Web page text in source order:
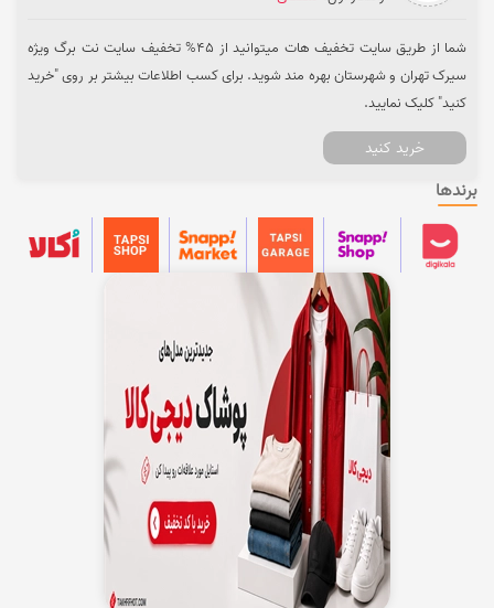
شما از طریق سایت تخفیف هات میتوانید از 45% تخفیف سایت نت برگ ویژه
سیرک تهران و شهرستان بهره مند شوید. برای کسب اطلاعات بیشتر بر روی "خرید
کنید" کلیک نمایید.
خرید کنید
برندها